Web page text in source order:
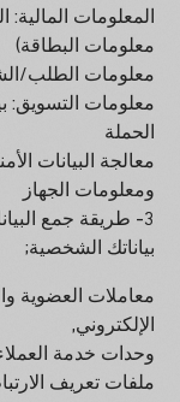
المعلومات
معلومات البطاقة)
معلومات الطلب/
معلومات التسويق:
الحملة
ومعلومات الجهاز
3- طريقة جمع البيانات الشخصية
بياناتك الشخصية;
معاملات العضوية
الإلكتروني,
وحدات خدمة
ملفات تعريف